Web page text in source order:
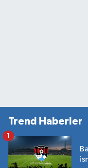
Trend Haberler
1